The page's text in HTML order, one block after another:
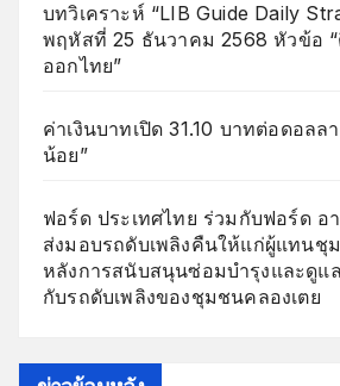
บทวิเคราะห์ “LIB Guide Daily
พฤหัสที่ 25 ธันวาคม 2568 หัวข้อ
ออกไทย”
ค่าเงินบาทเปิด 31.10 บาทต่อดอลล
น้อย”
ฟอร์ด ประเทศไทย ร่วมกับฟอร์ด อ
ส่งมอบรถดับเพลิงคืนให้แก่ผู้แทนชุ
หลังการสนับสนุนซ่อมบำรุงและดูแ
กับรถดับเพลิงของชุมชนคลองเตย